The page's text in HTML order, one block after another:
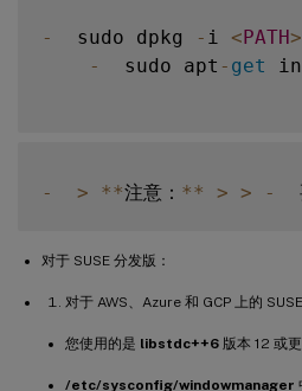
-
  sudo dpkg
- i < PATH>
-
  sudo apt
- get
- > **注意： ** > > -
对于 SUSE 分发版：
对于 AWS、Azure 和 GCP 上的
您使用的是 libstdc++6 版本 12 或
/etc/sysconfig/windowmanager